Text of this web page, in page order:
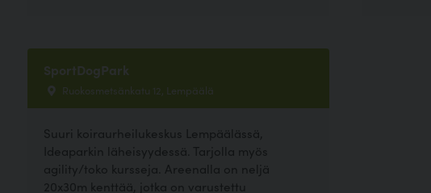
SportDogPark
Ruokosmetsänkatu 12, Lempäälä
Suuri koiraurheilukeskus Lempäälässä,
Ideaparkin läheisyydessä. Tarjolla myös
agility/toko kursseja. Areenalla on neljä
20x30m kenttää, jotka on varustettu